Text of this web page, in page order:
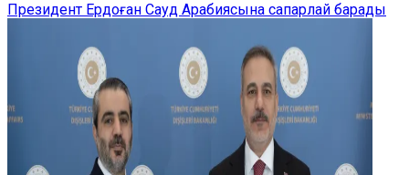
Президент Ердоған Сауд Арабиясына сапарлай барады